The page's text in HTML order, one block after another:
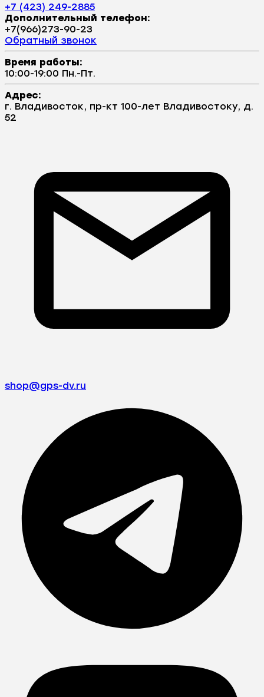
+7 (423) 249-2885
Дополнительный телефон:
+7(966)273-90-23
Обратный звонок
Время работы:
10:00-19:00 Пн.-Пт.
Адрес:
г. Владивосток, пр-кт 100-лет Владивостоку, д.
52
shop@gps-dv.ru